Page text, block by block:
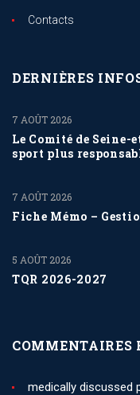
Contacts
DERNIÈRES
Le Comité de Seine-
sport plus
7 AOÛT 2026
Fiche Mémo –
7 AOÛT 2026
TQR 2026-2027
5 AOÛT 2026
COMMENTAIRES
medically discussed